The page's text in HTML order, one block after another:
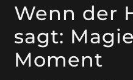
Wenn der
sagt:
Moment